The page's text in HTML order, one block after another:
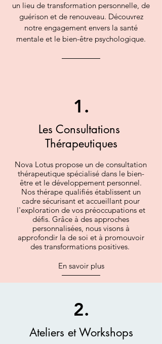
un lieu de transformation personnelle, de
guérison et de renouveau. Découvrez
notre engagement envers la santé
mentale et le bien-être psychologique.
1.
Les Consultations
Thérapeutiques
Nova Lotus propose un de consultation
thérapeutique spécialisé dans le bien-
être et le développement personnel.
Nos thérape qualifiés établissent un
cadre sécurisant et accueillant pour
l'exploration de vos préoccupations et
défis. Grâce à des approches
personnalisées, nous visons à
approfondir la de soi et à promouvoir
des transformations positives.
En savoir plus
2.
Ateliers et Workshops